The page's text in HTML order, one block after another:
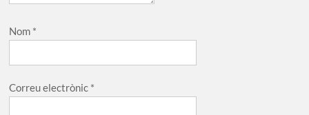
Nom *
Correu electrònic *